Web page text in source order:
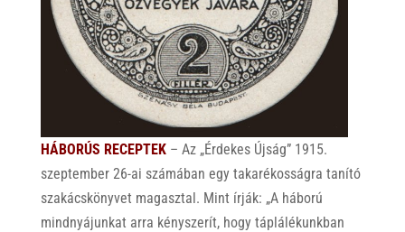
HÁBORÚS RECEPTEK– Az „Érdekes Újság” 1915.
szeptember 26-ai számában egy takarékosságra tanító
szakácskönyvet magasztal. Mint írják: „A háború
mindnyájunkat arra kényszerít, hogy táplálékunkban